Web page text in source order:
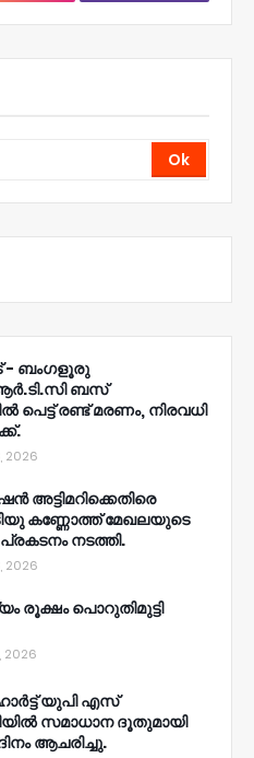
- ബംഗളൂരു
ബസ്
പെട്ട് രണ്ട് മരണം, നിരവധി
2026
അട്ടിമറിക്കെതിരെ
കണ്ണോത്ത് മേഖലയുടെ
നടത്തി.
2026
രൂക്ഷം പൊറുതിമുട്ടി
2026
യുപി എസ്
സമാധാന ദൂതുമായി
ആചരിച്ചു.